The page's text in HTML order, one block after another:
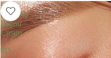
DNA
(PDRN)
Repair
Cream
-
8D